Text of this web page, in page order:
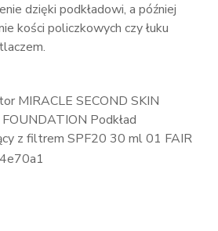
dzięki podkładowi, a później
kości policzkowych czy łuku
MIRACLE SECOND SKIN
Podkład
z filtrem SPF20 30 ml 01 FAIR